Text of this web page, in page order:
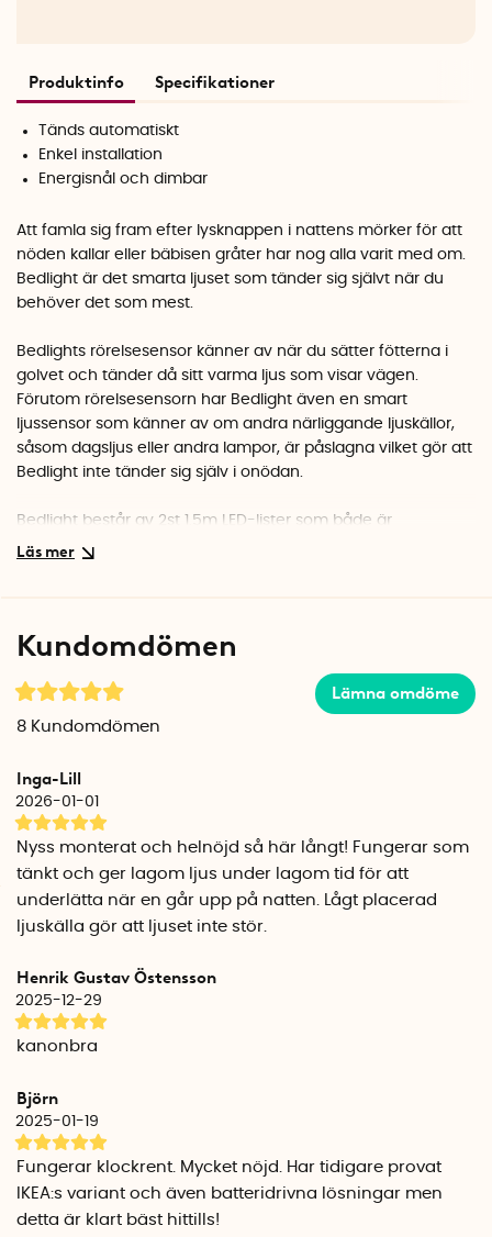
Produktinfo Specifikationer
Tänds automatiskt
Enkel installation
Energisnål och dimbar
Att famla sig fram efter lysknappen i nattens mörker för att
nöden kallar eller bäbisen gråter har nog alla varit med om.
Bedlight är det smarta ljuset som tänder sig självt när du
behöver det som mest.
Bedlights rörelsesensor känner av när du sätter fötterna i
golvet och tänder då sitt varma ljus som visar vägen.
Förutom rörelsesensorn har Bedlight även en smart
ljussensor som känner av om andra närliggande ljuskällor,
såsom dagsljus eller andra lampor, är påslagna vilket gör att
Bedlight inte tänder sig själv i onödan.
Bedlight består av 2st 1.5m LED-lister som både är
energisnåla och superenkla att installera då inga verktyg
Ljuset går även att dimma för önskad ljusstyrka.
Ljuslisterna går såklart att sätta upp även på andra ställen
än i sovrummet. Skapa mysig belysning inne i badrummet,
Välj mellan 1 och 2 rörelsesensorer
Bedlight går att beställa med 1 eller 2 rörelsesensorer.
1 rörelsesensor är perfekt för en enkelsäng, eller en
dubbelsäng vars långsida står mot väggen.
2 rörelsesensorer rekommenderas om du har en
dubbelsäng som står placerad mitt i sovrummet.
Specifikationer
50 Lumen
2700 Kelvin
LED 7,5W
Kundomdömen
Lämna omdöme
8 Kundomdömen
Inga-Lill
2026-01-01
Nyss monterat och helnöjd så här långt! Fungerar som
tänkt och ger lagom ljus under lagom tid för att
underlätta när en går upp på natten. Lågt placerad
ljuskälla gör att ljuset inte stör.
Henrik Gustav Östensson
2025-12-29
kanonbra
Björn
2025-01-19
Fungerar klockrent. Mycket nöjd. Har tidigare provat
IKEA:s variant och även batteridrivna lösningar men
detta är klart bäst hittills!